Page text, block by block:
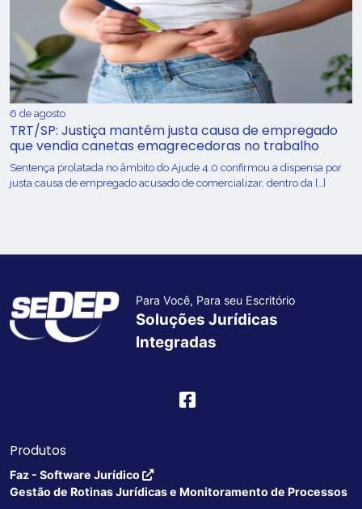
6 de agosto
TRT/SP: Justiça mantém justa causa de empregado
que vendia canetas emagrecedoras no trabalho
Sentença prolatada no âmbito do Ajude 4.0 confirmou a dispensa por
justa causa de empregado acusado de comercializar, dentro da […]
Para Você, Para seu Escritório
Soluções Jurídicas
Integradas
Produtos
Faz - Software Jurídico
Gestão de Rotinas Jurídicas e Monitoramento de Processos